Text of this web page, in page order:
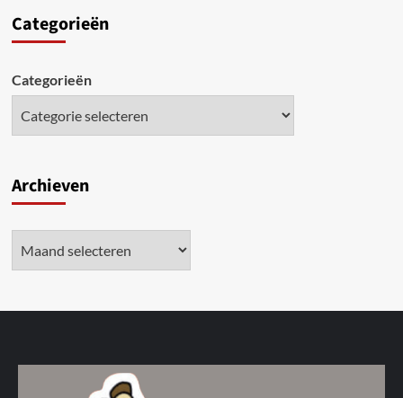
Categorieën
Categorieën
Archieven